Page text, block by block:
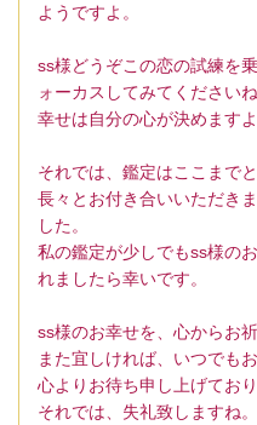
ようですよ。
ss様どうぞこの恋の試練を
ォーカスしてみてくださいね
幸せは自分の心が決めますよ
それでは、鑑定はここまでと
長々とお付き合いいただき
した。
私の鑑定が少しでもss様の
れましたら幸いです。
ss様のお幸せを、心からお
また宜しければ、いつでも
心よりお待ち申し上げており
それでは、失礼致しますね。